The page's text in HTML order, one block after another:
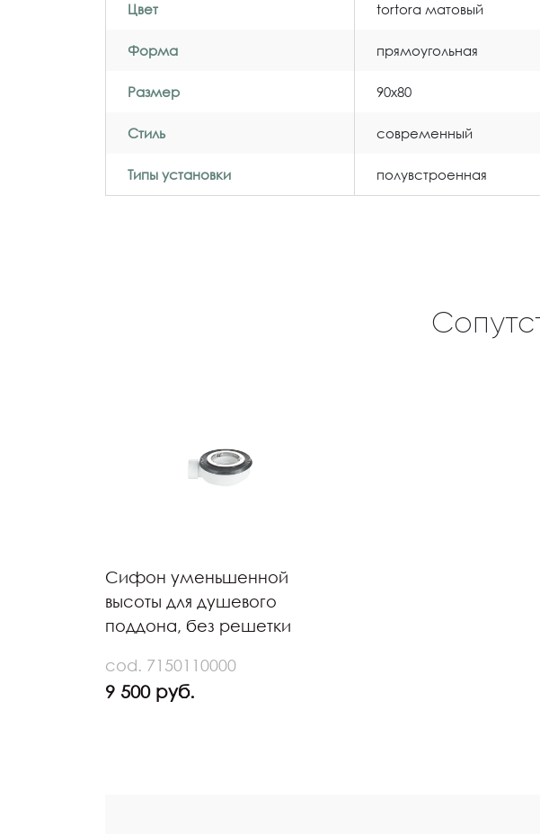
Цвет tortora матовый
Форма прямоугольная
Размер 90x80
Стиль современный
Типы установки полувстроенная
Сифон уменьшенной
высоты для душевого
поддона, без решетки
cod. 7150110000
9 500 руб.